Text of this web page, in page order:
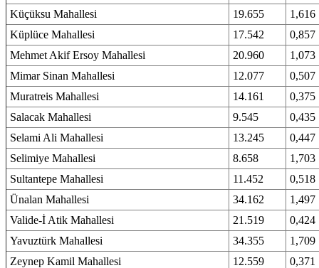
Küçüksu Mahallesi
19.655
1,616
Küplüce Mahallesi
17.542
0,857
Mehmet Akif Ersoy Mahallesi
20.960
1,073
Mimar Sinan Mahallesi
12.077
0,507
Muratreis Mahallesi
14.161
0,375
Salacak Mahallesi
9.545
0,435
Selami Ali Mahallesi
13.245
0,447
Selimiye Mahallesi
8.658
1,703
Sultantepe Mahallesi
11.452
0,518
Ünalan Mahallesi
34.162
1,497
Valide-İ Atik Mahallesi
21.519
0,424
Yavuztürk Mahallesi
34.355
1,709
Zeynep Kamil Mahallesi
12.559 0,371